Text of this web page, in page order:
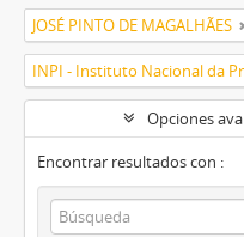
JOSÉ PINTO DE MAGALHÃES
Opciones
Encontrar resultados con :